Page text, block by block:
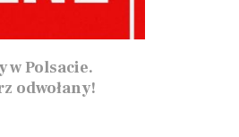
w Polsacie.
odwołany!